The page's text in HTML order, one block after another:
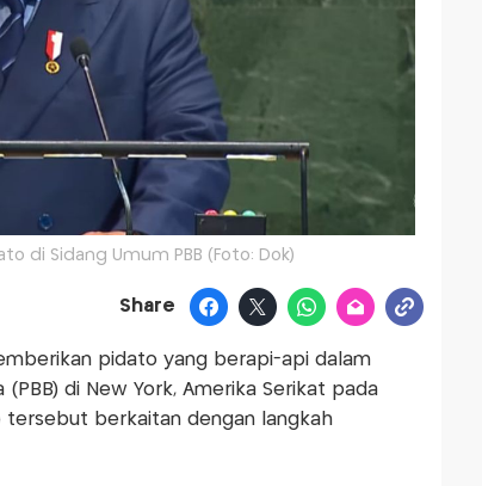
di Sidang Umum PBB (Foto: Dok)
Share
pidato yang berapi-api dalam
di New York, Amerika Serikat pada
tersebut berkaitan dengan langkah